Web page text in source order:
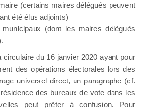
(certains maires délégués peuvent
été élus adjoints)
(dont les maires délégués
circulaire du 16 janvier 2020 ayant pour
des opérations électorales lors des
universel direct, un paragraphe (cf.
des bureaux de vote dans les
peut prêter à confusion. Pour